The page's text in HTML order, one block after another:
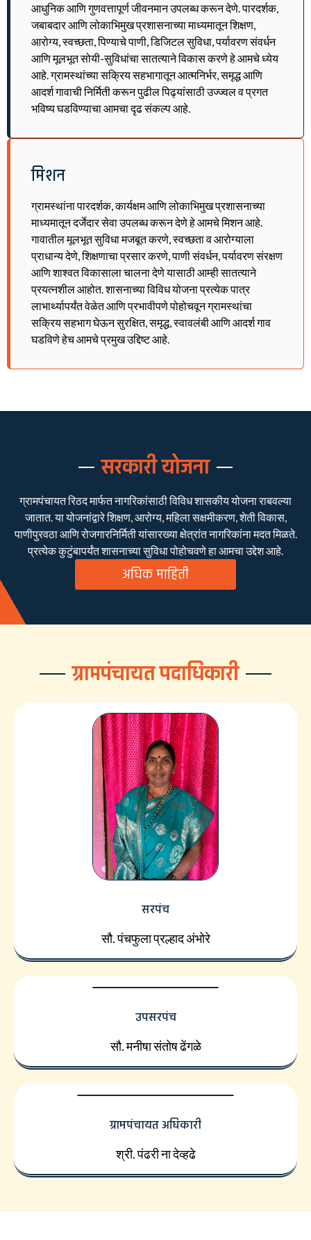
आधुनिक आणि गुणवत्तापूर्ण जीवनमान उपलब्ध करून देणे. पारदर्शक,
जबाबदार आणि लोकाभिमुख प्रशासनाच्या माध्यमातून शिक्षण,
आरोग्य, स्वच्छता, पिण्याचे पाणी, डिजिटल सुविधा, पर्यावरण संवर्धन
आणि मूलभूत सोयी-सुविधांचा सातत्याने विकास करणे हे आमचे ध्येय
आहे. ग्रामस्थांच्या सक्रिय सहभागातून आत्मनिर्भर, समृद्ध आणि
आदर्श गावाची निर्मिती करून पुढील पिढ्यांसाठी उज्ज्वल व प्रगत
भविष्य घडविण्याचा आमचा दृढ संकल्प आहे.
मिशन
ग्रामस्थांना पारदर्शक, कार्यक्षम आणि लोकाभिमुख प्रशासनाच्या
माध्यमातून दर्जेदार सेवा उपलब्ध करून देणे हे आमचे मिशन आहे.
गावातील मूलभूत सुविधा मजबूत करणे, स्वच्छता व आरोग्याला
प्राधान्य देणे, शिक्षणाचा प्रसार करणे, पाणी संवर्धन, पर्यावरण संरक्षण
आणि शाश्वत विकासाला चालना देणे यासाठी आम्ही सातत्याने
प्रयत्नशील आहोत. शासनाच्या विविध योजना प्रत्येक पात्र
लाभार्थ्यापर्यंत वेळेत आणि प्रभावीपणे पोहोचवून ग्रामस्थांचा
सक्रिय सहभाग घेऊन सुरक्षित, समृद्ध, स्वावलंबी आणि आदर्श गाव
घडविणे हेच आमचे प्रमुख उद्दिष्ट आहे.
सरकारी योजना
ग्रामपंचायत रिठद मार्फत नागरिकांसाठी विविध शासकीय योजना राबवल्या
जातात. या योजनांद्वारे शिक्षण, आरोग्य, महिला सक्षमीकरण, शेती विकास,
पाणीपुरवठा आणि रोजगारनिर्मिती यांसारख्या क्षेत्रांत नागरिकांना मदत मिळते.
प्रत्येक कुटुंबापर्यंत शासनाच्या सुविधा पोहोचवणे हा आमचा उद्देश आहे.
अधिक माहिती
ग्रामपंचायत पदाधिकारी
सरपंच
सौ. पंचफुला प्रल्हाद अंभोरे
उपसरपंच
सौ. मनीषा संतोष ढेंगळे
ग्रामपंचायत अधिकारी
श्री. पंढरी ना देव्हढे